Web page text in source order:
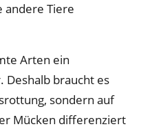
andere Tiere
Arten ein
Deshalb braucht es
sondern auf
Mücken differenziert